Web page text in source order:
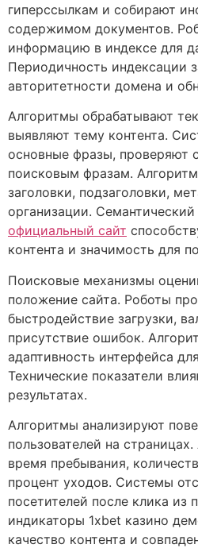
гиперссылкам и собирают
содержимом документов.
информацию в индексе для
Периодичность индексации
авторитетности домена и
Алгоритмы обрабатывают
выявляют тему контента.
основные фразы, проверяют
поисковым фразам.
заголовки, подзаголовки,
организации. Семантический
официальный сайт
контента и значимость для
Поисковые механизмы
положение сайта. Роботы
быстродействие загрузки,
присутствие ошибок.
адаптивность интерфейса
Технические показатели
результатах.
Алгоритмы анализируют
пользователей на
время пребывания,
процент уходов. Системы
посетителей после клика из
индикаторы 1xbet казино
качество контента и